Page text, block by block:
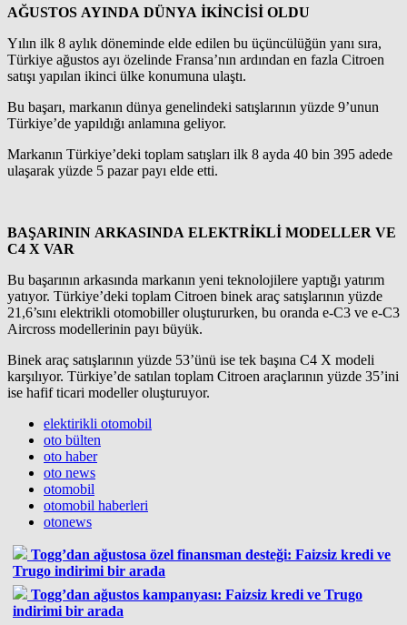
AĞUSTOS AYINDA DÜNYA İKİNCİSİ OLDU
Yılın ilk 8 aylık döneminde elde edilen bu üçüncülüğün yanı sıra,
Türkiye ağustos ayı özelinde Fransa’nın ardından en fazla Citroen
satışı yapılan ikinci ülke konumuna ulaştı.
Bu başarı, markanın dünya genelindeki satışlarının yüzde 9’unun
Türkiye’de yapıldığı anlamına geliyor.
Markanın Türkiye’deki toplam satışları ilk 8 ayda 40 bin 395 adede
ulaşarak yüzde 5 pazar payı elde etti.
BAŞARININ ARKASINDA ELEKTRİKLİ MODELLER VE
C4 X VAR
Bu başarının arkasında markanın yeni teknolojilere yaptığı yatırım
yatıyor. Türkiye’deki toplam Citroen binek araç satışlarının yüzde
21,6’sını elektrikli otomobiller oluştururken, bu oranda e-C3 ve e-C3
Aircross modellerinin payı büyük.
Binek araç satışlarının yüzde 53’ünü ise tek başına C4 X modeli
karşılıyor. Türkiye’de satılan toplam Citroen araçlarının yüzde 35’ini
ise hafif ticari modeller oluşturuyor.
elektirikli otomobil
oto bülten
oto haber
oto news
otomobil
otomobil haberleri
otonews
Togg’dan ağustosa özel finansman desteği: Faizsiz kredi ve
Trugo indirimi bir arada
Togg’dan ağustos kampanyası: Faizsiz kredi ve Trugo
indirimi bir arada